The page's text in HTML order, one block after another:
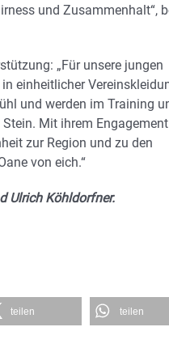
und Zusammenhalt“,
„Für unsere jungen
einheitlicher
und werden im Training
Mit ihrem Engagement
zur Region und zu den
von eich.“
Ulrich Köhldorfner.
teilen teilen